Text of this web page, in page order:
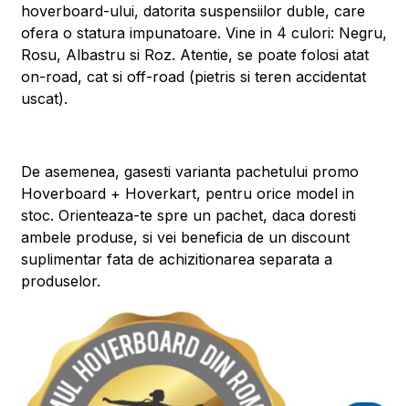
hoverboard-ului, datorita suspensiilor duble, care
ofera o statura impunatoare. Vine in 4 culori: Negru,
Rosu, Albastru si Roz. Atentie, se poate folosi atat
on-road, cat si off-road (pietris si teren accidentat
uscat).
De asemenea, gasesti varianta pachetului promo
Hoverboard + Hoverkart, pentru orice model in
stoc. Orienteaza-te spre un pachet, daca doresti
ambele produse, si vei beneficia de un discount
suplimentar fata de achizitionarea separata a
produselor.